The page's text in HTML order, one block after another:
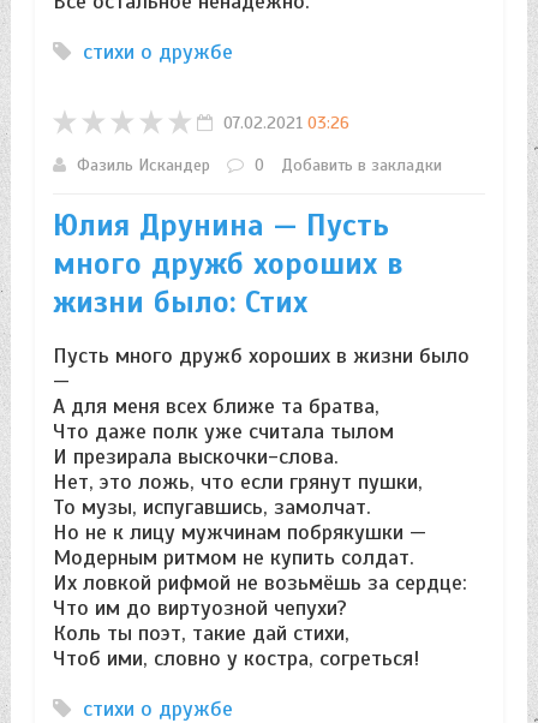
стихи о дружбе
07.02.2021 03:26
Фазиль Искандер
0 Добавить в закладки
Юлия Друнина — Пусть
много дружб хороших в
жизни было: Стих
Пусть много дружб хороших в жизни было
—
А для меня всех ближе та братва,
Что даже полк уже считала тылом
И презирала выскочки-слова.
Нет, это ложь, что если грянут пушки,
То музы, испугавшись, замолчат.
Но не к лицу мужчинам побрякушки —
Модерным ритмом не купить солдат.
Их ловкой рифмой не возьмёшь за сердце:
Что им до виртуозной чепухи?
Коль ты поэт, такие дай стихи,
Чтоб ими, словно у костра, согреться!
стихи о дружбе